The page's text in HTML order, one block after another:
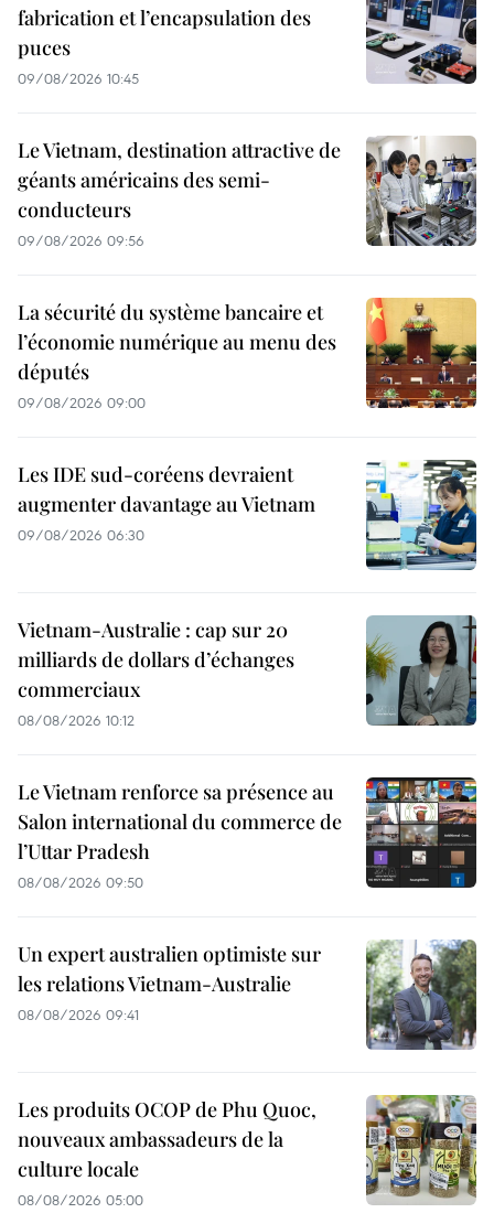
fabrication et l’encapsulation des
puces
09/08/2026 10:45
Le Vietnam, destination attractive de
géants américains des semi-
conducteurs
09/08/2026 09:56
La sécurité du système bancaire et
l’économie numérique au menu des
députés
09/08/2026 09:00
Les IDE sud-coréens devraient
augmenter davantage au Vietnam
09/08/2026 06:30
Vietnam-Australie : cap sur 20
milliards de dollars d’échanges
commerciaux
08/08/2026 10:12
Le Vietnam renforce sa présence au
Salon international du commerce de
l’Uttar Pradesh
08/08/2026 09:50
Un expert australien optimiste sur
les relations Vietnam-Australie
08/08/2026 09:41
Les produits OCOP de Phu Quoc,
nouveaux ambassadeurs de la
culture locale
08/08/2026 05:00